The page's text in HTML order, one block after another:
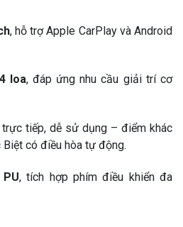
, hỗ trợ Apple CarPlay và Android
loa, đáp ứng nhu cầu giải trí cơ
trực tiếp, dễ sử dụng – điểm khác
có điều hòa tự động.
, tích hợp phím điều khiển đa